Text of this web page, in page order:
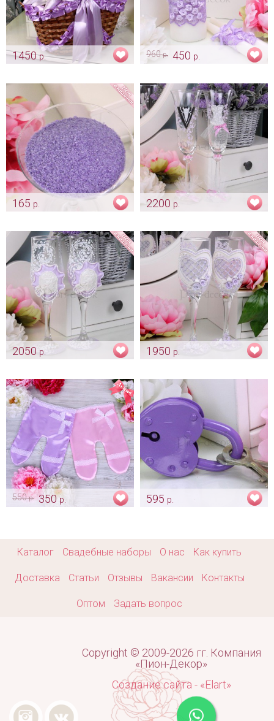
1450р.
Арт: kor_0003 лавандовый
960р. 450 р.
165 р.
Арт: pes_0055
2200 р.
Арт: bok_0270
2050 р.
Арт: bok_0248
1950 р.
550р. 350р.
595 р.
Каталог Свадебные наборы О нас Как купить
Доставка Статьи Отзывы Вакансии Контакты
Оптом Задать вопрос
Copyright © 2009-2026 гг. Компания
«Пион-Декор»
Создание сайта - «Elart»